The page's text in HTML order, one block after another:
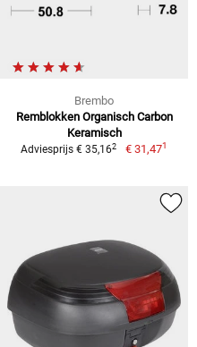
Brembo
Remblokken Organisch Carbon
Keramisch
Adviesprijs € 35,162 € 31,471